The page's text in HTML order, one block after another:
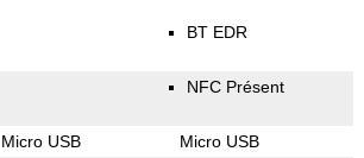
BT EDR
NFC Présent
Micro USB Micro USB